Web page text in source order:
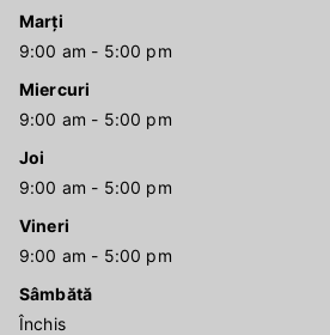
Marți
9:00 am - 5:00 pm
Miercuri
9:00 am - 5:00 pm
Joi
9:00 am - 5:00 pm
Vineri
9:00 am - 5:00 pm
Sâmbătă
Închis